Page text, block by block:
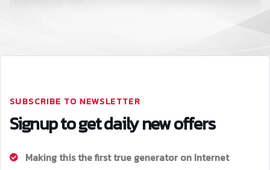
SUBSCRIBE TO NEWSLETTER
Signup to get daily new offers
Making this the first true generator on Internet